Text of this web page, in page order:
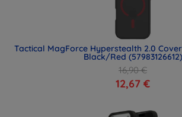
Tactical MagForce Hyperstealth 2.0
Black/Red (57983126612)
16,90 €
12,67 €